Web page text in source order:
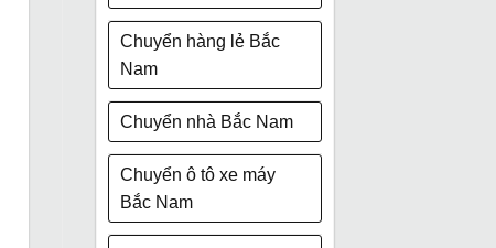
Chuyển hàng lẻ Bắc
Nam
Chuyển nhà Bắc Nam
Chuyển ô tô xe máy
Bắc Nam